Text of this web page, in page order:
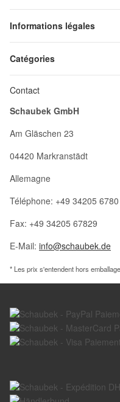
Informations légales
Catégories
Contact
Schaubek GmbH
Am Gläschen 23
04420 Markranstädt
Allemagne
Téléphone: +49 34205 6780
Fax: +49 34205 67829
E-Mail: info@schaubek.de
* Les prix s'entendent hors